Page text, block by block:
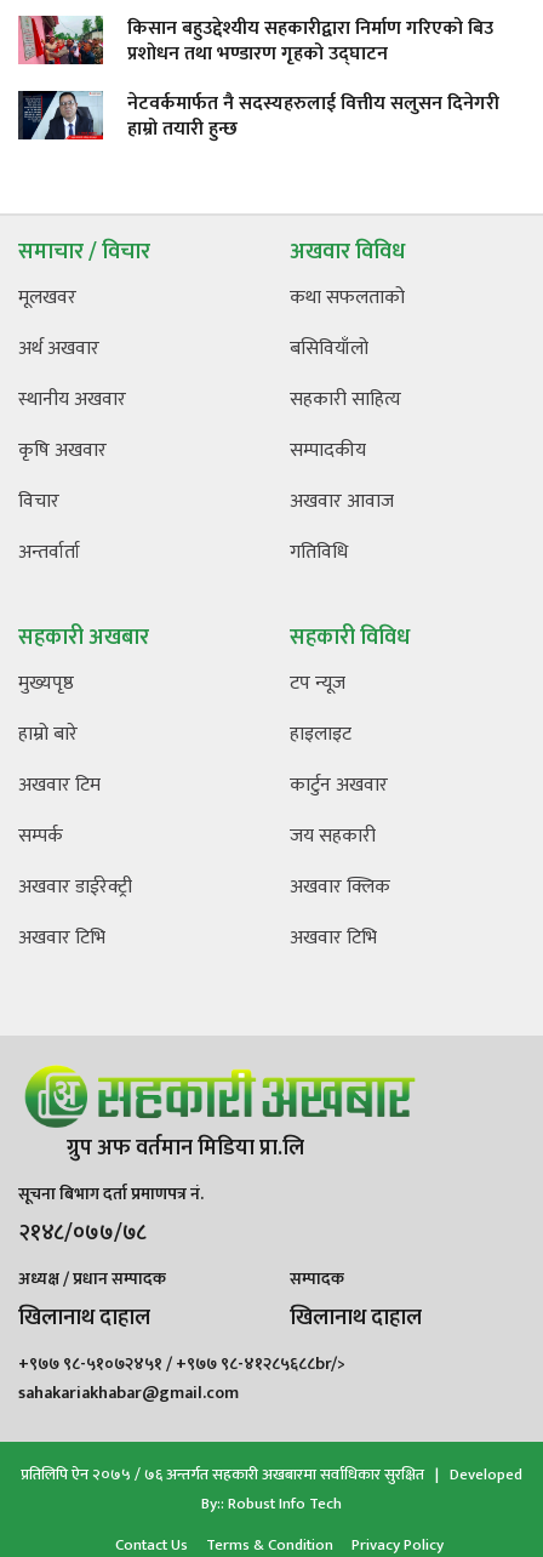
किसान बहुउद्देश्यीय सहकारीद्वारा निर्माण गरिएको बिउ
प्रशोधन तथा भण्डारण गृहको उद्घाटन
नेटवर्कमार्फत नै सदस्यहरुलाई वित्तीय सलुसन दिनेगरी
हाम्रो तयारी हुन्छ
समाचार / विचार
मूलखवर
अर्थ अखवार
स्थानीय अखवार
कृषि अखवार
विचार
अन्तर्वार्ता
अखवार विविध
कथा सफलताको
बसिवियाँलो
सहकारी साहित्य
सम्पादकीय
अखवार आवाज
गतिविधि
सहकारी अखबार
मुख्यपृष्ठ
हाम्रो बारे
अखवार टिम
सम्पर्क
अखवार डाईरेक्ट्री
अखवार टिभि
सहकारी विविध
टप न्यूज
हाइलाइट
कार्टुन अखवार
जय सहकारी
अखवार क्लिक
अखवार टिभि
ग्रुप अफ वर्तमान मिडिया प्रा.लि
सूचना बिभाग दर्ता प्रमाणपत्र नं.
२१४८/०७७/७८
अध्यक्ष / प्रधान सम्पादक
खिलानाथ दाहाल
सम्पादक
खिलानाथ दाहाल
+९७७ ९८-५१०७२४५१ / +९७७ ९८-४१२८५६८८br/>
sahakariakhabar@gmail.com
प्रतिलिपि ऐन २०७५ / ७६ अन्तर्गत सहकारी अखबारमा सर्वाधिकार सुरक्षित | Developed
By::Robust Info Tech
Contact Us
Terms & Condition Privacy Policy